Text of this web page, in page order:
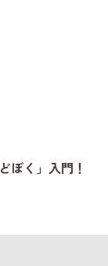
ぼく」入門！